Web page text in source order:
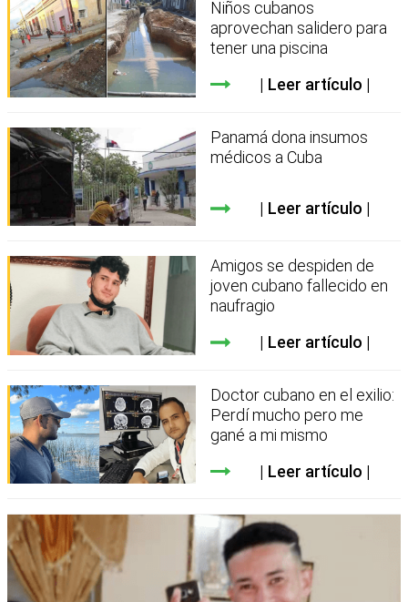
Niños cubanos
aprovechan salidero para
tener una piscina
Leer artículo
Panamá dona insumos
médicos a Cuba
Leer artículo
Amigos se despiden de
joven cubano fallecido en
naufragio
Leer artículo
Doctor cubano en el exilio:
Perdí mucho pero me
gané a mi mismo
Leer artículo